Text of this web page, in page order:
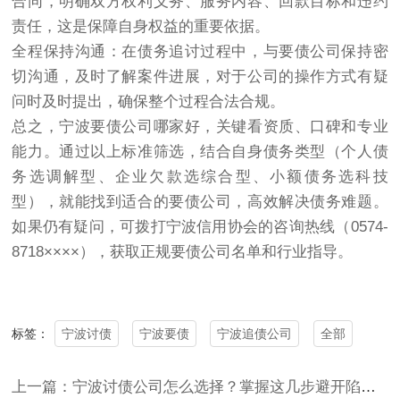
责任，这是保障自身权益的重要依据。
全程保持沟通：在债务追讨过程中，与要债公司保持密
切沟通，及时了解案件进展，对于公司的操作方式有疑
问时及时提出，确保整个过程合法合规。
总之，宁波要债公司哪家好，关键看资质、口碑和专业
能力。通过以上标准筛选，结合自身债务类型（个人债
务选调解型、企业欠款选综合型、小额债务选科技
型），就能找到适合的要债公司，高效解决债务难题。
如果仍有疑问，可拨打宁波信用协会的咨询热线（0574-
8718××××），获取正规要债公司名单和行业指导。
标签： 宁波讨债 宁波要债 宁波追债公司 全部
上一篇：宁波讨债公司怎么选择？掌握这几步避开陷阱选对伙伴